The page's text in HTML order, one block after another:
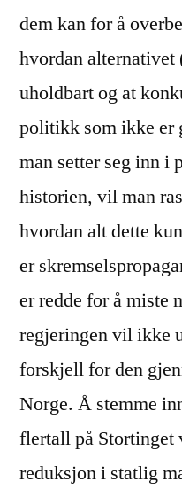
dem kan for å
hvordan alternativet
uholdbart og at
politikk som ikke er
man setter seg inn i
historien, vil man
hvordan alt dette kun
er
er redde for å miste
regjeringen vil ikke
forskjell for den
Norge. Å stemme
flertall på
reduksjon i statlig